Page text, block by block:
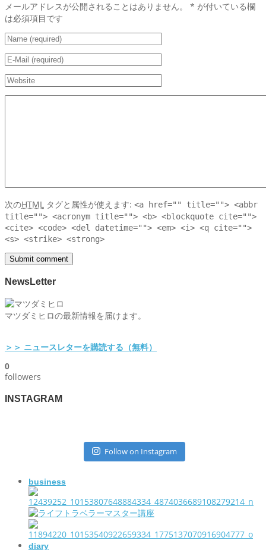
メールアドレスが公開されることはありません。 * が付いている欄
は必須項目です
次のHTML タグと属性が使えます: <a href="" title=""> <abbr
title=""> <acronym title=""> <b> <blockquote cite="">
<cite> <code> <del datetime=""> <em> <i> <q cite="">
<s> <strike> <strong>
NewsLetter
マツダミヒロの最新情報を届けます。
＞＞ ニュースレターを購読する（無料）
0
followers
INSTAGRAM
Follow on Instagram
business
diary